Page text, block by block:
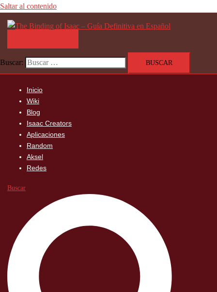
Saltar al contenido
Buscar:
Inicio
Wiki
Blog
Isaac Creators
Aplicaciones
Random
Aksel
Redes
Buscar